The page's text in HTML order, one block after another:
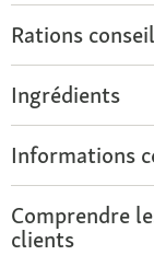
Rations
Ingrédients
Informations
Comprendre
clients